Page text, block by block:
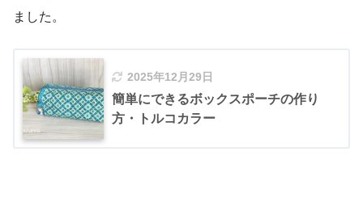
ました。
2025年12月29日
簡単にできるボックスポーチの作り
方・トルコカラー